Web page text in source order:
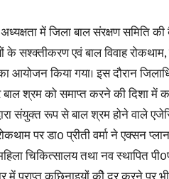
News,
Latest
में जिला बाल संरक्षण समिति
सश्क्तीकरण एवं बाल विवाह
आयोजन किया गया। इस दौरान
श्रम को समाप्त करने की दिशा में
संयुक्त रूप से बाल श्रम होने वाले
पर डा0 प्रीती वर्मा ने एक्सन
चिकित्सालय तथा नव स्थापित